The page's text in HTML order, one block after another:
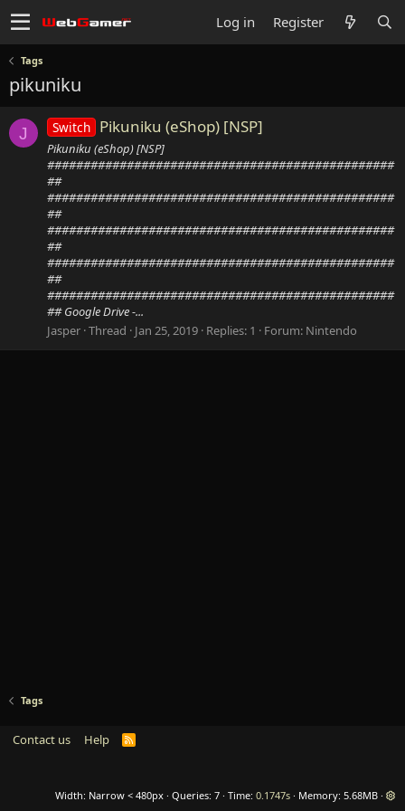
Log in Register
Tags
pikuniku
J Switch Pikuniku (eShop) [NSP]
Pikuniku (eShop) [NSP]
################################################
##
################################################
##
################################################
##
################################################
##
################################################
## Google Drive -...
Jasper Thread Jan 25, 2019 Replies: 1 Forum: Nintendo
Tags
Contact us Help
R
Width Queries 7 Time 0.1747s Memory 5.68MB